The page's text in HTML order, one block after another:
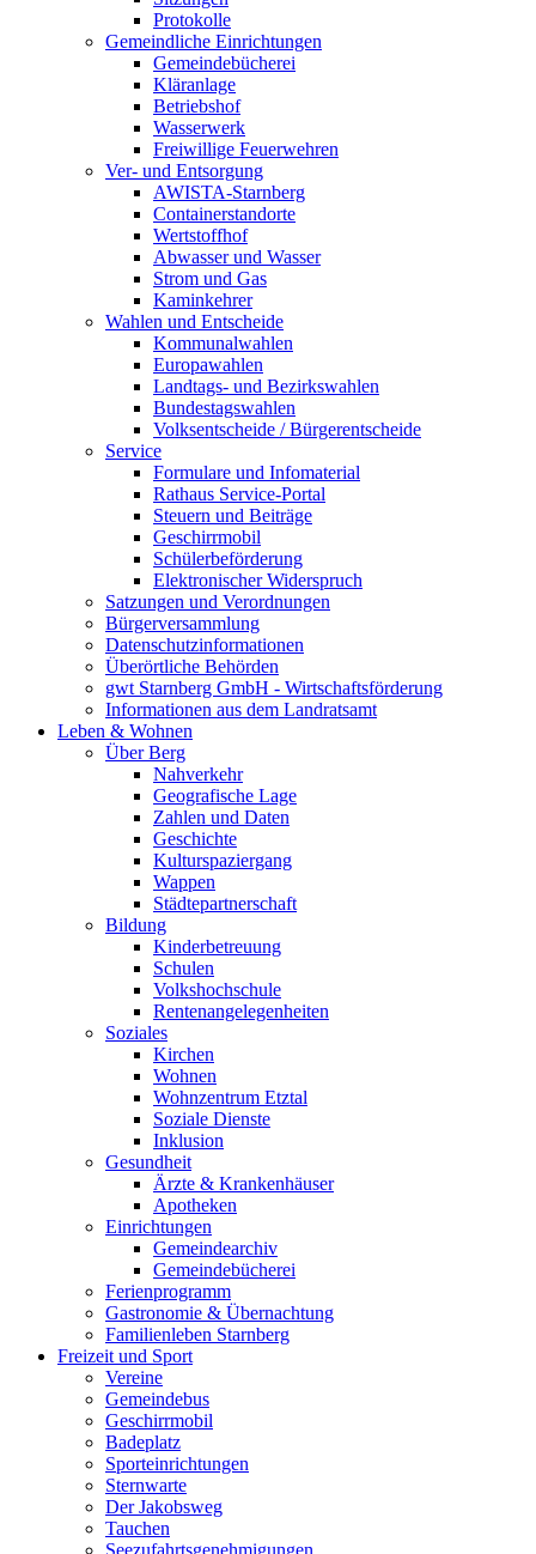
Protokolle
Gemeindliche Einrichtungen
Gemeindebücherei
Kläranlage
Betriebshof
Wasserwerk
Freiwillige Feuerwehren
Ver- und Entsorgung
AWISTA-Starnberg
Containerstandorte
Wertstoffhof
Abwasser und Wasser
Strom und Gas
Kaminkehrer
Wahlen und Entscheide
Kommunalwahlen
Europawahlen
Landtags- und Bezirkswahlen
Bundestagswahlen
Volksentscheide / Bürgerentscheide
Service
Formulare und Infomaterial
Rathaus Service-Portal
Steuern und Beiträge
Geschirrmobil
Schülerbeförderung
Elektronischer Widerspruch
Satzungen und Verordnungen
Bürgerversammlung
Datenschutzinformationen
Überörtliche Behörden
gwt Starnberg GmbH - Wirtschaftsförderung
Informationen aus dem Landratsamt
Leben & Wohnen
Über Berg
Nahverkehr
Geografische Lage
Zahlen und Daten
Geschichte
Kulturspaziergang
Wappen
Städtepartnerschaft
Bildung
Kinderbetreuung
Schulen
Volkshochschule
Rentenangelegenheiten
Soziales
Kirchen
Wohnen
Wohnzentrum Etztal
Soziale Dienste
Inklusion
Gesundheit
Ärzte & Krankenhäuser
Apotheken
Einrichtungen
Gemeindearchiv
Gemeindebücherei
Ferienprogramm
Gastronomie & Übernachtung
Familienleben Starnberg
Freizeit und Sport
Vereine
Gemeindebus
Geschirrmobil
Badeplatz
Sporteinrichtungen
Sternwarte
Der Jakobsweg
Tauchen
Seezufahrtsgenehmigungen